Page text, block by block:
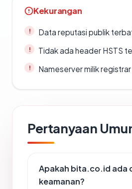
Kekurangan
Data reputasi publik
Tidak ada header HSTS
Nameserver milik
Pertanyaan
Apakah bita.co.id ada
keamanan?